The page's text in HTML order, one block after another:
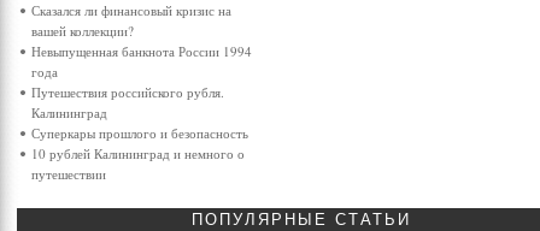
Сказался ли финансовый кризис на
вашей коллекции?
Невыпущенная банкнота России 1994
года
Путешествия российского рубля.
Калининград
Суперкары прошлого и безопасность
10 рублей Калининград и немного о
путешествии
ПОПУЛЯРНЫЕ СТАТЬИ